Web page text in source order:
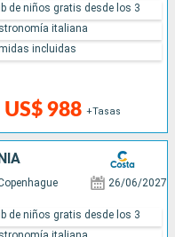
US$ 988 +Tasas
de niños gratis desde los 3
italiana
incluidas
26/06/2027
de niños gratis desde los 3